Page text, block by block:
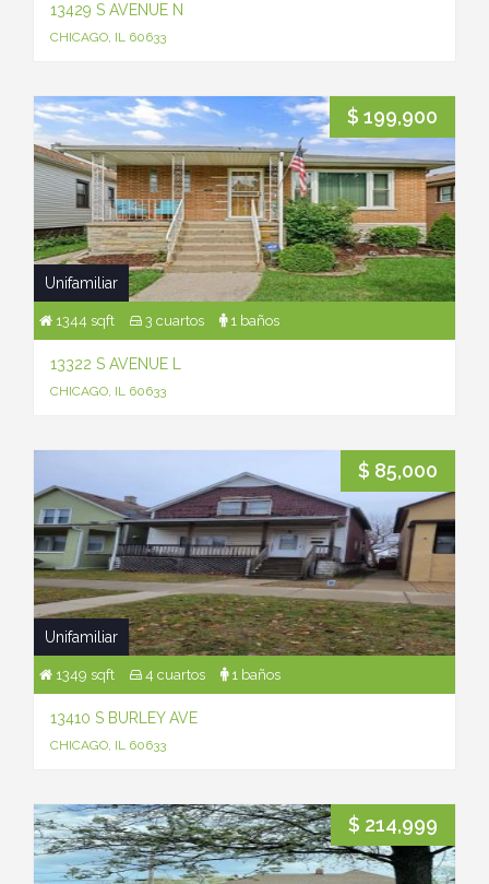
13429 S AVENUE N
CHICAGO, IL 60633
$ 199,900
Unifamiliar
1344 sqft 3 cuartos 1 baños
13322 S AVENUE L
CHICAGO, IL 60633
$ 85,000
Unifamiliar
1349 sqft 4 cuartos 1 baños
13410 S BURLEY AVE
CHICAGO, IL 60633
$ 214,999